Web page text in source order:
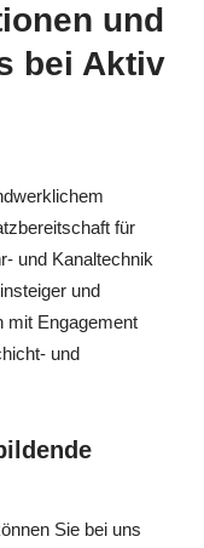
und
bei Aktiv
für
und Kanaltechnik
und
mit Engagement
und
Sie bei uns